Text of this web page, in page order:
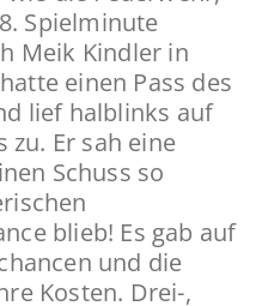
Spielminute
Meik Kindler in
einen Pass des
lief halblinks auf
zu. Er sah eine
Schuss so
blieb! Es gab auf
und die
Kosten. Drei-,